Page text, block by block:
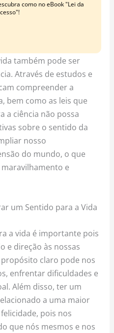
como no eBook "Lei da
também pode ser
Através de estudos e
compreender a
bem como as leis que
a ciência não possa
sobre o sentido da
nosso
do mundo, o que
e
um Sentido para a Vida
a vida é importante pois
e direção às nossas
claro pode nos
enfrentar dificuldades e
Além disso, ter um
a uma maior
pois nos
que nós mesmos e nos